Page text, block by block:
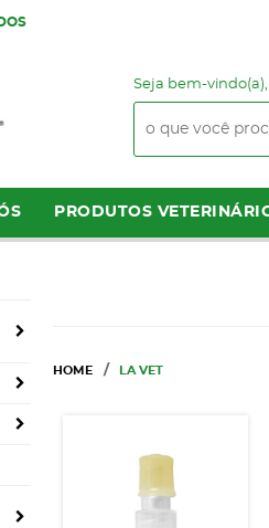
Seja bem-vindo(a),
PRODUTOS
HOME LA VET